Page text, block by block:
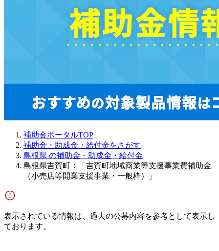
補助金ポータルTOP
補助金・助成金・給付金をさがす
島根県 の補助金・助成金・給付金
島根県吉賀町：「吉賀町地域商業等支援事業費補助金
（小売店等開業支援事業・一般枠）」
表示されている情報は、過去の公募内容を参考として表示し
ております。